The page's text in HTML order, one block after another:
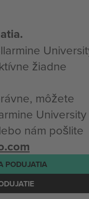
žiadne
môžete
University
nám pošlite
PODUJATIA